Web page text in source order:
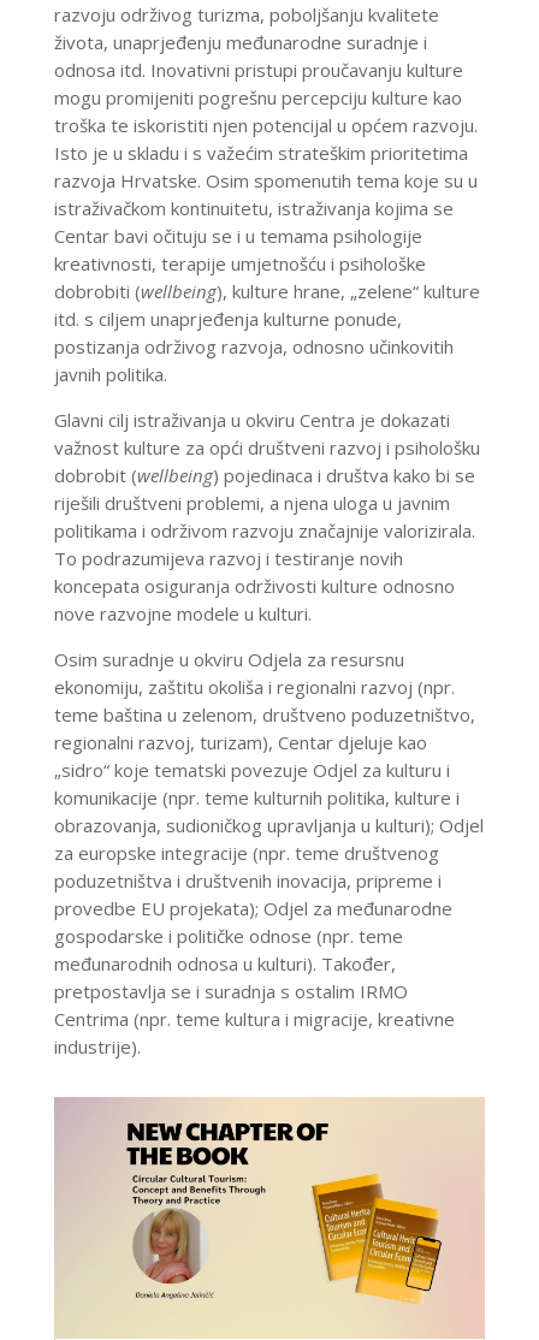
razvoju održivog turizma, poboljšanju kvalitete
života, unaprjeđenju međunarodne suradnje i
odnosa itd. Inovativni pristupi proučavanju kulture
mogu promijeniti pogrešnu percepciju kulture kao
troška te iskoristiti njen potencijal u općem razvoju.
Isto je u skladu i s važećim strateškim prioritetima
razvoja Hrvatske. Osim spomenutih tema koje su u
istraživačkom kontinuitetu, istraživanja kojima se
Centar bavi očituju se i u temama psihologije
kreativnosti, terapije umjetnošću i psihološke
dobrobiti (wellbeing), kulture hrane, „zelene“ kulture
itd. s ciljem unaprjeđenja kulturne ponude,
postizanja održivog razvoja, odnosno učinkovitih
javnih politika.
Glavni cilj istraživanja u okviru Centra je dokazati
važnost kulture za opći društveni razvoj i psihološku
dobrobit (wellbeing) pojedinaca i društva kako bi se
riješili društveni problemi, a njena uloga u javnim
politikama i održivom razvoju značajnije valorizirala.
To podrazumijeva razvoj i testiranje novih
koncepata osiguranja održivosti kulture odnosno
nove razvojne modele u kulturi.
Osim suradnje u okviru Odjela za resursnu
ekonomiju, zaštitu okoliša i regionalni razvoj (npr.
teme baština u zelenom, društveno poduzetništvo,
regionalni razvoj, turizam), Centar djeluje kao
„sidro“ koje tematski povezuje Odjel za kulturu i
komunikacije (npr. teme kulturnih politika, kulture i
obrazovanja, sudioničkog upravljanja u kulturi); Odjel
za europske integracije (npr. teme društvenog
poduzetništva i društvenih inovacija, pripreme i
provedbe EU projekata); Odjel za međunarodne
gospodarske i političke odnose (npr. teme
međunarodnih odnosa u kulturi). Također,
pretpostavlja se i suradnja s ostalim IRMO
Centrima (npr. teme kultura i migracije, kreativne
industrije).